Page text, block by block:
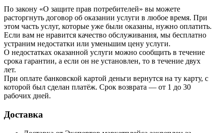
По закону «О защите прав потребителей» вы можете
расторгнуть договор об оказании услуги в любое время. При
этом часть услуг, которые уже были оказаны, нужно оплатить.
Если вам не нравится качество обслуживания, мы бесплатно
устраним недостатки или уменьшим цену услуги.
О недостатках оказанной услуги можно сообщить в течение
срока гарантии, а если он не установлен, то в течение двух
лет.
При оплате банковской картой деньги вернутся на ту карту, с
которой был сделан платёж. Срок возврата — от 1 до 30
рабочих дней.
Доставка